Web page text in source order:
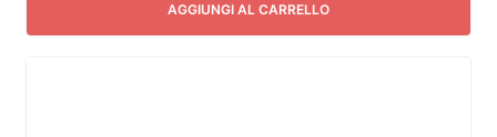
AGGIUNGI AL CARRELLO